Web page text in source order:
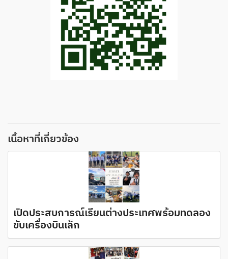
เนื้อหาที่เกี่ยวข้อง
เปิดประสบการณ์เรียนต่างประเทศพร้อมทดลอง
ขับเครื่องบินเล็ก